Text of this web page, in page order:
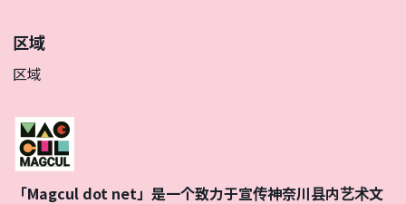
区域
区域
「Magcul dot net」是一个致力于宣传神奈川县内艺术文